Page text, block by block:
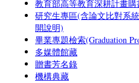
教育部高等教育深耕計畫購
研究生專區(含論文比對系
開說明)
畢業專題檢索(Graduation
多媒體館藏
贈書芳名錄
機構典藏